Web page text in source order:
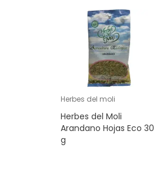
Herbes del moli
Herbes del Moli
Arandano Hojas Eco 30
g